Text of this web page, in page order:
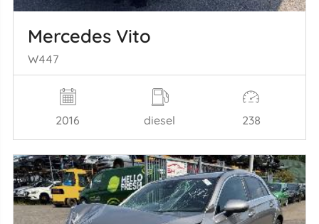
Mercedes Vito
W447
2016 diesel 238